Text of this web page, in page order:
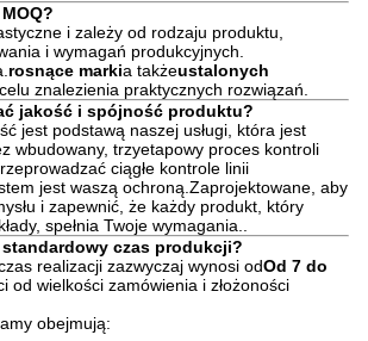
i zależy od rodzaju produktu,
i wymagań produkcyjnych.
rosnące markia takżeustalonych
znalezienia praktycznych rozwiązań.
jakość i spójność produktu?
jest podstawą naszej usługi, która jest
wbudowany, trzyetapowy proces kontroli
ciągłe kontrole linii
jest waszą ochroną.Zaprojektowane, aby
i zapewnić, że każdy produkt, który
spełnia Twoje wymagania..
czas produkcji?
realizacji zazwyczaj wynosi odOd 7 do
od wielkości zamówienia i złożoności
obejmują: